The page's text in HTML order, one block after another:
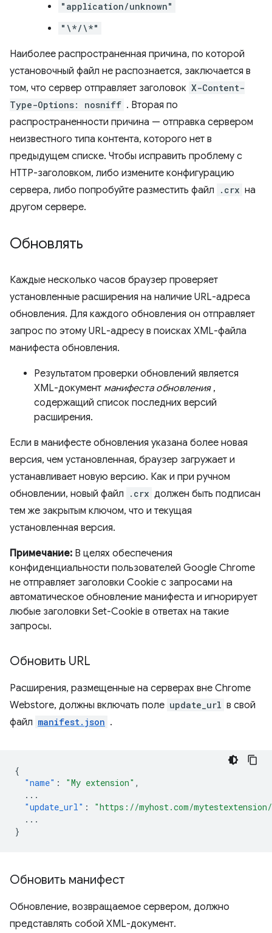
"application/unknown"
"\*/\*"
Наиболее распространенная причина, по которой
установочный файл не распознается, заключается в
том, что сервер отправляет заголовок X-Content-
Type-Options: nosniff . Вторая по
распространенности причина — отправка сервером
неизвестного типа контента, которого нет в
предыдущем списке. Чтобы исправить проблему с
HTTP-заголовком, либо измените конфигурацию
сервера, либо попробуйте разместить файл
.crx на
другом сервере.
Обновлять
Каждые несколько часов браузер проверяет
установленные расширения на наличие URL-адреса
обновления. Для каждого обновления он отправляет
запрос по этому URL-адресу в поисках XML-файла
манифеста обновления.
Результатом проверки обновлений является
XML-документ манифеста обновления,
содержащий список последних версий
расширения.
Если в манифесте обновления указана более новая
версия, чем установленная, браузер загружает и
устанавливает новую версию. Как и при ручном
обновлении, новый файл
.crx должен быть подписан
тем же закрытым ключом, что и текущая
установленная версия.
Примечание: В целях обеспечения
конфиденциальности пользователей Google Chrome
не отправляет заголовки Cookie с запросами на
автоматическое обновление манифеста и игнорирует
любые заголовки Set-Cookie в ответах на такие
запросы.
Обновить URL
Расширения, размещенные на серверах вне Chrome
Webstore, должны включать поле update_url в свой
файл manifest.json .
{
"name" : "My extension" ,
...
"update_url" :
"https://myhost.com/
...
}
Обновить манифест
Обновление, возвращаемое сервером, должно
представлять собой XML-документ.